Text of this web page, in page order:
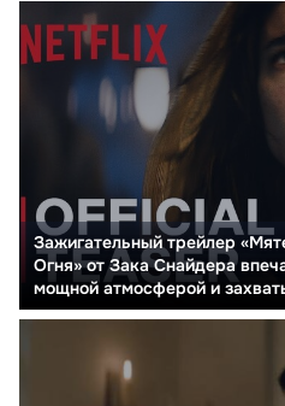
Зажигательный трейлер
Огня» от Зака Снайдера
мощной атмосферой и